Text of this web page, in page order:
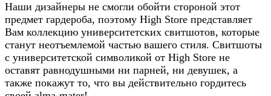
Наши дизайнеры не смогли обойти стороной этот
предмет гардероба, поэтому High Store представляет
Вам коллекцию университетских свитшотов, которые
станут неотъемлемой частью вашего стиля. Свитшоты
с университетской символикой от High Store не
оставят равнодушными ни парней, ни девушек, а
также покажут то, что вы действительно гордитесь